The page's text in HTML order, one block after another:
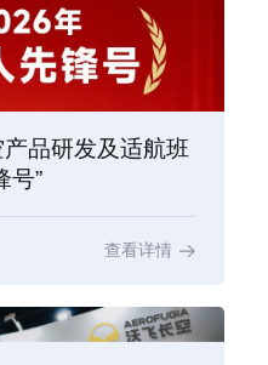
品研发及适航班
号”
查看详情